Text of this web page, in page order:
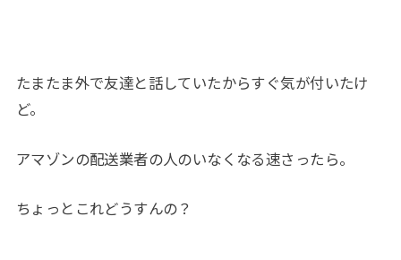
たまたま外で友達と話していたからすぐ気が付いたけ
ど。
アマゾンの配送業者の人のいなくなる速さったら。
ちょっとこれどうすんの？